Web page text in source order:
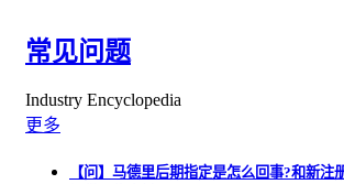
常见问题
Industry Encyclopedia
更多
【问】马德里后期指定是怎么回事?和新注